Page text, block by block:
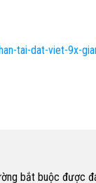
tai-dat-viet-9x-
bắt buộc được